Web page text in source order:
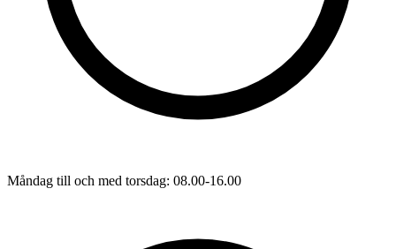
Måndag till och med torsdag: 08.00-16.00